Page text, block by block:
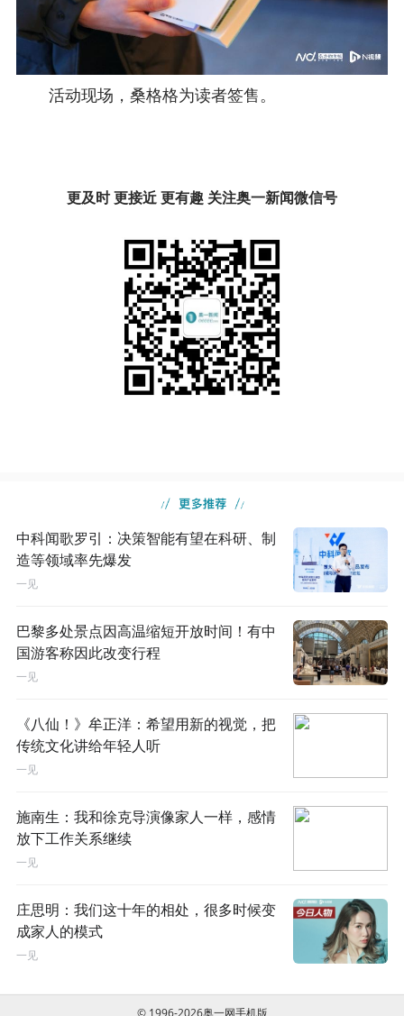
活动现场，桑格格为读者签售。
更及时 更接近 更有趣 关注奥一新闻微信号
中科闻歌罗引：决策智能有望在科研、制
造等领域率先爆发
一见
巴黎多处景点因高温缩短开放时间！有中
国游客称因此改变行程
一见
《八仙！》牟正洋：希望用新的视觉，把
传统文化讲给年轻人听
一见
施南生：我和徐克导演像家人一样，感情
放下工作关系继续
一见
庄思明：我们这十年的相处，很多时候变
成家人的模式
一见
© 1996-2026奥一网手机版